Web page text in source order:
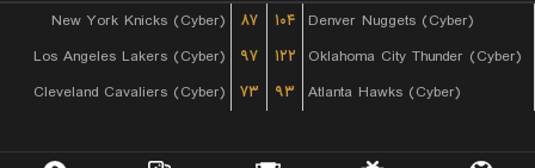
New York Knicks (Cyber)
۸۷ ۱۰۴
Denver Nuggets (Cyber)
Los Angeles Lakers (Cyber)
۹۷ ۱۲۲
Oklahoma City Thunder (Cyber)
Cleveland Cavaliers (Cyber)
۷۳ ۹۳ Atlanta Hawks (Cyber)